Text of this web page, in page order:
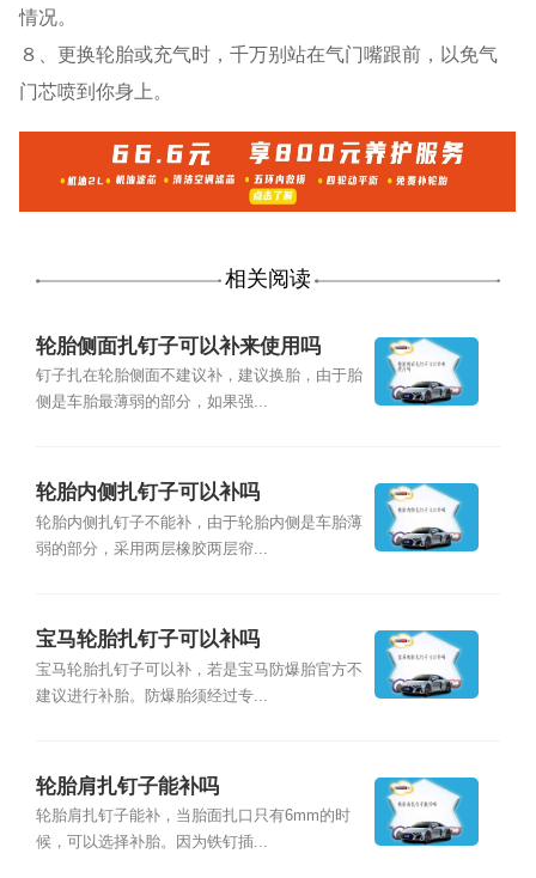
情况。
８、更换轮胎或充气时，千万别站在气门嘴跟前，以免气
门芯喷到你身上。
相关阅读
轮胎侧面扎钉子可以补来使用吗
钉子扎在轮胎侧面不建议补，建议换胎，由于胎
侧是车胎最薄弱的部分，如果强...
轮胎内侧扎钉子可以补吗
轮胎内侧扎钉子不能补，由于轮胎内侧是车胎薄
弱的部分，采用两层橡胶两层帘...
宝马轮胎扎钉子可以补吗
宝马轮胎扎钉子可以补，若是宝马防爆胎官方不
建议进行补胎。防爆胎须经过专...
轮胎肩扎钉子能补吗
轮胎肩扎钉子能补，当胎面扎口只有6mm的时
候，可以选择补胎。因为铁钉插...